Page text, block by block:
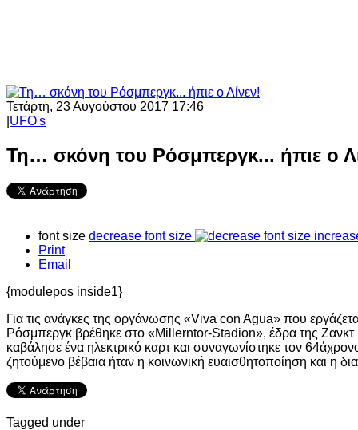
Τετάρτη, 23 Αυγούστου 2017 17:46
UFO's
Τη… σκόνη του Ρόσμπεργκ... ήπιε ο
font size decrease font size
Print
Email
{modulepos inside1}
Για τις ανάγκες της οργάνωσης «Viva con Agua» που
Ρόσμπεργκ βρέθηκε στο «Millerntor-Stadion», έδρα της
καβάλησε ένα ηλεκτρικό καρτ και συναγωνίστηκε τον
ζητούμενο βέβαια ήταν η κοινωνική ευαισθητοποίηση και η
Tagged under